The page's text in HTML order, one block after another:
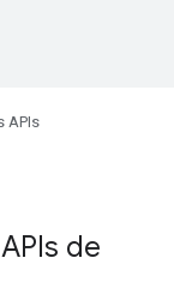
APIs
de